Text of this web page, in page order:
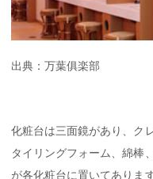
出典：万葉俱楽部
化粧台は三面鏡があり、ク
タイリングフォーム、綿棒
が各化粧台に置いてありま